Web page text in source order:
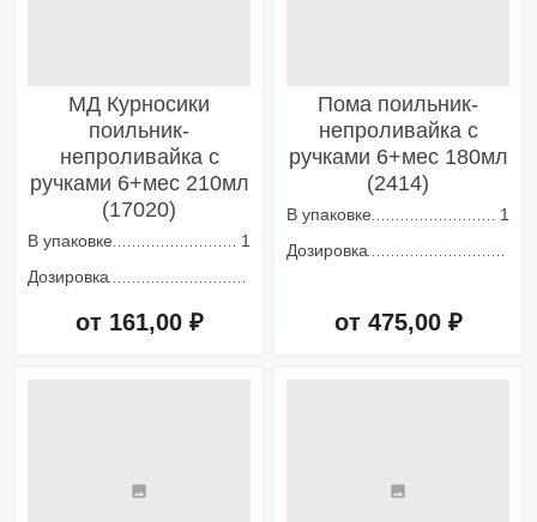
МД Курносики
поильник-
непроливайка с
ручками 6+мес 210мл
(17020)
В упаковке
1
Дозировка
от 161,00 ₽
Пома поильник-
непроливайка с
ручками 6+мес 180мл
(2414)
В упаковке
1
Дозировка
от 475,00 ₽